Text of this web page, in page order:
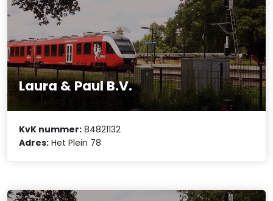
Laura & Paul B.V.
KvK nummer: 84821132
Adres: Het Plein 78